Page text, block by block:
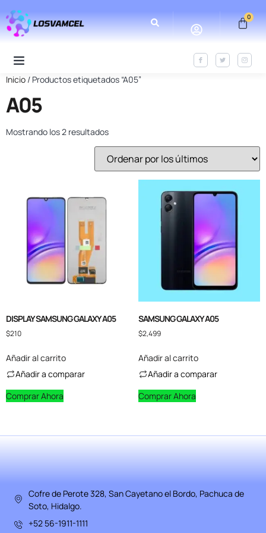
0
Inicio / Productos etiquetados “A05”
A05
Mostrando los 2 resultados
DISPLAY SAMSUNG GALAXY A05
$210
Añadir al carrito
Añadir a comparar
Comprar Ahora
SAMSUNG GALAXY A05
$2,499
Añadir al carrito
Añadir a comparar
Comprar Ahora
Cofre de Perote 328, San Cayetano el Bordo, Pachuca de
Soto, Hidalgo.
+52 56-1911-1111